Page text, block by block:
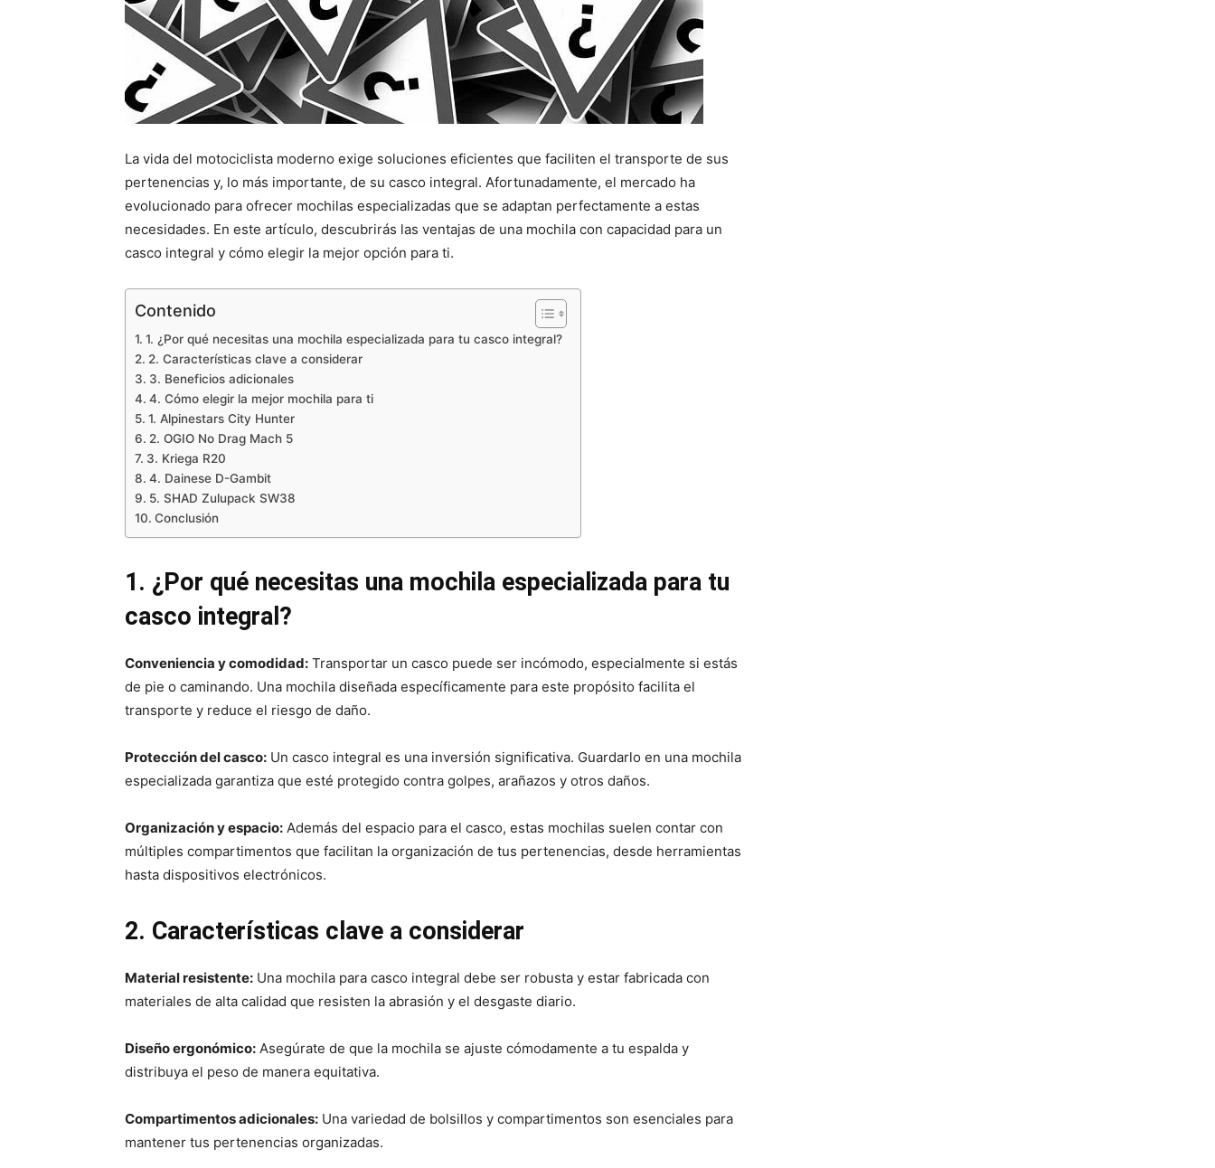
La vida del motociclista moderno exige soluciones eficientes que faciliten el transporte de sus
pertenencias y, lo más importante, de su casco integral. Afortunadamente, el mercado ha
evolucionado para ofrecer mochilas especializadas que se adaptan perfectamente a estas
necesidades. En este artículo, descubrirás las ventajas de una mochila con capacidad para un
casco integral y cómo elegir la mejor opción para ti.
Contenido
1. ¿Por qué necesitas una mochila especializada para tu casco integral?
2. Características clave a considerar
3. Beneficios adicionales
4. Cómo elegir la mejor mochila para ti
1. Alpinestars City Hunter
2. OGIO No Drag Mach 5
3. Kriega R20
4. Dainese D-Gambit
5. SHAD Zulupack SW38
Conclusión
1. ¿Por qué necesitas una mochila especializada para tu
casco integral?
Conveniencia y comodidad: Transportar un casco puede ser incómodo, especialmente si estás
de pie o caminando. Una mochila diseñada específicamente para este propósito facilita el
transporte y reduce el riesgo de daño.
Protección del casco: Un casco integral es una inversión significativa. Guardarlo en una mochila
especializada garantiza que esté protegido contra golpes, arañazos y otros daños.
Organización y espacio: Además del espacio para el casco, estas mochilas suelen contar con
múltiples compartimentos que facilitan la organización de tus pertenencias, desde herramientas
hasta dispositivos electrónicos.
2. Características clave a considerar
Material resistente: Una mochila para casco integral debe ser robusta y estar fabricada con
materiales de alta calidad que resisten la abrasión y el desgaste diario.
Diseño ergonómico: Asegúrate de que la mochila se ajuste cómodamente a tu espalda y
distribuya el peso de manera equitativa.
Compartimentos adicionales: Una variedad de bolsillos y compartimentos son esenciales para
mantener tus pertenencias organizadas.